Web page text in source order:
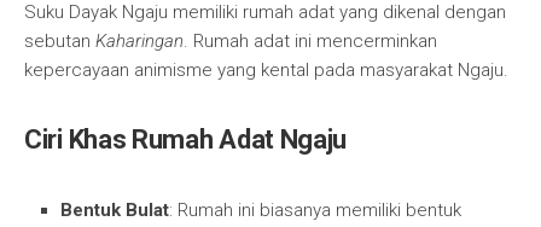
Suku Dayak Ngaju memiliki rumah adat yang dikenal dengan
sebutan Kaharingan. Rumah adat ini mencerminkan
kepercayaan animisme yang kental pada masyarakat Ngaju.
Ciri Khas Rumah Adat Ngaju
Bentuk Bulat: Rumah ini biasanya memiliki bentuk